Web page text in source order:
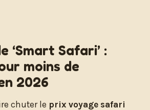
‘Smart Safari’ :
moins de
2026
chuter le prix voyage safari